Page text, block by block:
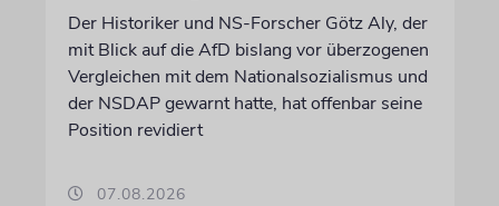
Der Historiker und NS-Forscher Götz Aly, der
mit Blick auf die AfD bislang vor überzogenen
Vergleichen mit dem Nationalsozialismus und
der NSDAP gewarnt hatte, hat offenbar seine
Position revidiert
07.08.2026